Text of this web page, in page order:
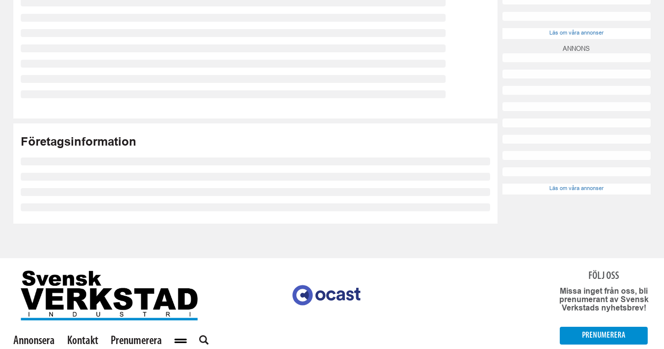
Företagsinformation
Läs om våra annonser
ANNONS
Läs om våra annonser
Annonsera Kontakt Prenumerera
FÖLJ OSS
Missa inget från oss, bli
prenumerant av Svensk
Verkstads nyhetsbrev!
PRENUMERERA